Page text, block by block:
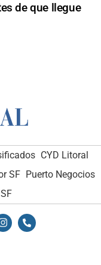
de que llegue
CYD Litoral
SF Puerto Negocios